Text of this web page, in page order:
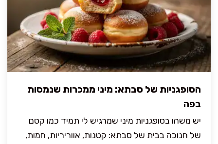
הסופגניות של סבתא: מיני ממכרות שנמסות
בפה
יש משהו בסופגניות מיני שמרגיש לי תמיד כמו קסם
של חנוכה בבית של סבתא: קטנות, אווריריות, חמות,